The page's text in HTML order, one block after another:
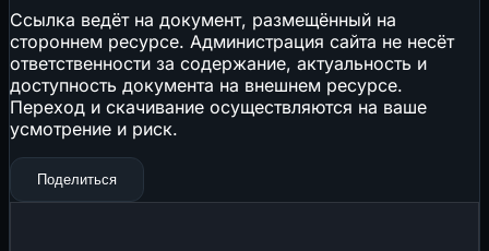
Ссылка ведёт на документ, размещённый на
стороннем ресурсе. Администрация сайта не несёт
ответственности за содержание, актуальность и
доступность документа на внешнем ресурсе.
Переход и скачивание осуществляются на ваше
усмотрение и риск.
Поделиться